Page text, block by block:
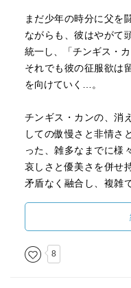
「私はオンギラントの娘
私の躰には狼の血は流れ
しかし狼の地を分け持
とができるだろう…
…敵の輩を噛み殺すた
そのボルテがメルキト
テムジンらはボルテを
が身ごもり、出産
「汝よ狼になれ 俺も狼
まだ少年の時分に父を
ながらも、彼はやがて
統一し、「チンギス・
それでも彼の征服欲は
を向けていく…。
チンギス・カンの、消
しての傲慢さと非情さ
った、雑多なまでに様
哀しさと優美さを併せ
矛盾なく融合し、複雑
それでも、栄華のなか
の時の心情は、ひどく
結局、最期の最期まで
8